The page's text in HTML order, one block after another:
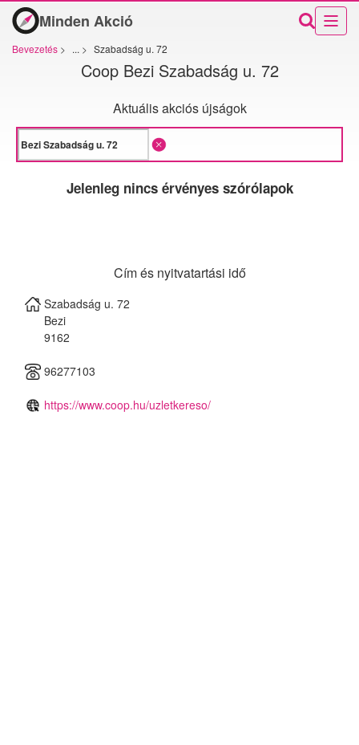
Minden Akció
Bevezetés > ... > Szabadság u. 72
Coop Bezi Szabadság u. 72
Aktuális akciós újságok
Jelenleg nincs érvényes szórólapok
Cím és nyitvatartási idő
Szabadság u. 72
Bezi
9162
96277103
https://www.coop.hu/uzletkereso/